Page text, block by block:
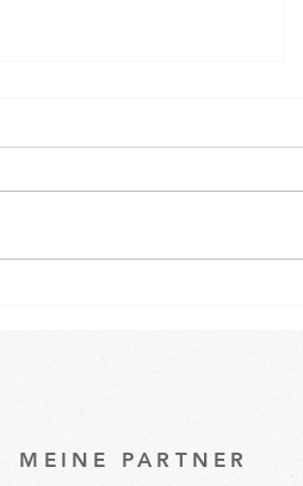
MEINE PARTNER